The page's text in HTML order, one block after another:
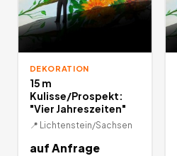
DEKORATION
15 m
Kulisse/Prospekt:
"Vier Jahreszeiten"
📍 Lichtenstein/Sachsen
auf Anfrage